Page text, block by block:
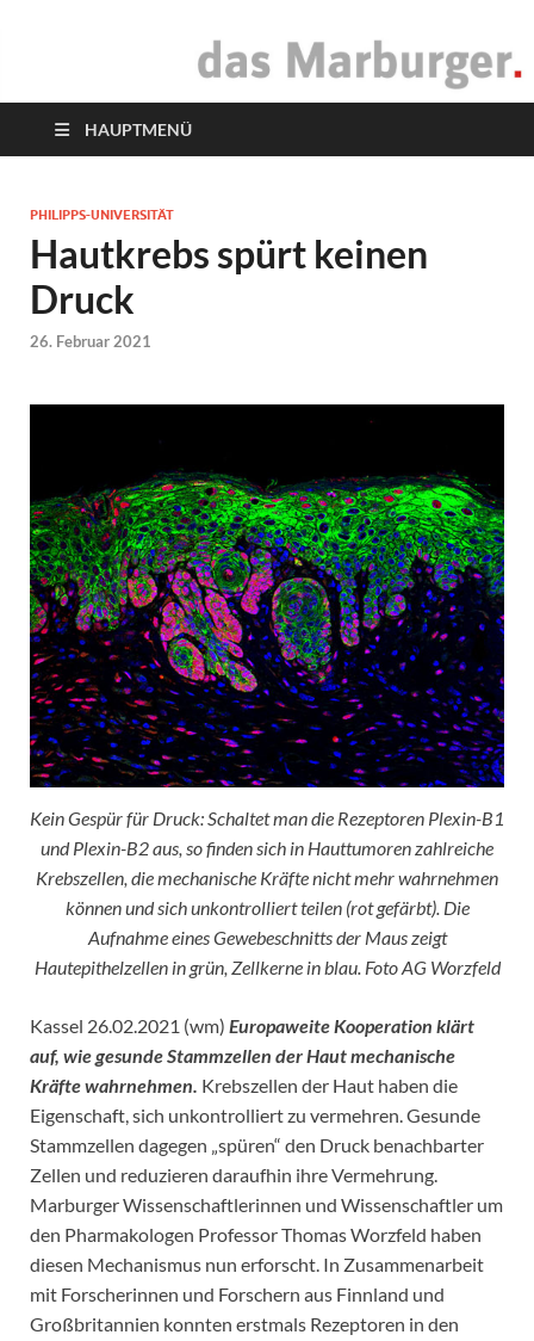
das Marburger.
HAUPTMENÜ
PHILIPPS-UNIVERSITÄT
Hautkrebs spürt keinen
Druck
26. Februar 2021
Kein Gespür für Druck: Schaltet man die Rezeptoren Plexin-B1
und Plexin-B2 aus, so finden sich in Hauttumoren zahlreiche
Krebszellen, die mechanische Kräfte nicht mehr wahrnehmen
können und sich unkontrolliert teilen (rot gefärbt). Die
Aufnahme eines Gewebeschnitts der Maus zeigt
Hautepithelzellen in grün, Zellkerne in blau. Foto AG Worzfeld
Kassel 26.02.2021 (wm) Europaweite Kooperation klärt
auf, wie gesunde Stammzellen der Haut mechanische
Kräfte wahrnehmen. Krebszellen der Haut haben die
Eigenschaft, sich unkontrolliert zu vermehren. Gesunde
Stammzellen dagegen „spüren“ den Druck benachbarter
Zellen und reduzieren daraufhin ihre Vermehrung.
Marburger Wissenschaftlerinnen und Wissenschaftler um
den Pharmakologen Professor Thomas Worzfeld haben
diesen Mechanismus nun erforscht. In Zusammenarbeit
mit Forscherinnen und Forschern aus Finnland und
Großbritannien konnten erstmals Rezeptoren in den